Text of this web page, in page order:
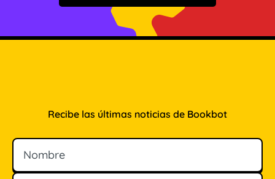
Recibe las últimas noticias de Bookbot
Nombre
Correo